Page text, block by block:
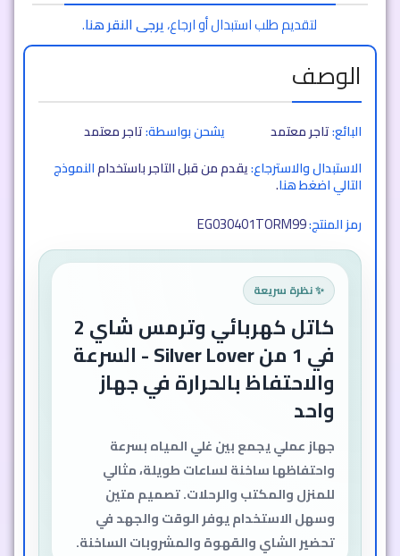
لتقديم طلب استبدال أو ارجاع،يرجى النقر هنا.
الوصف
البائع:تاجر معتمد يشحن بواسطة:تاجر معتمد
الاستبدال والاسترجاع:يقدم من قبل التاجر باستخدامالنموذج
التالي اضغط هنا.
رمز المنتج:EG030401TORM99
✨ نظرة سريعة
كاتل كهربائي وترمس شاي 2
في 1 من Silver Lover - السرعة
والاحتفاظ بالحرارة في جهاز
واحد
جهاز عملي يجمع بين غلي المياه بسرعة
واحتفاظها ساخنة لساعات طويلة، مثالي
للمنزل والمكتب والرحلات. تصميم متين
وسهل الاستخدام يوفر الوقت والجهد في
تحضير الشاي والقهوة والمشروبات الساخنة.